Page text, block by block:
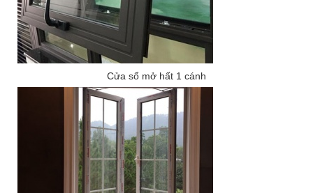
Cửa sổ mở hất 1 cánh